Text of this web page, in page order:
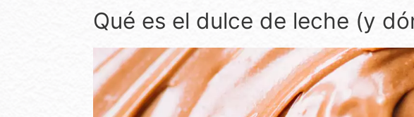
Qué es el dulce de leche (y